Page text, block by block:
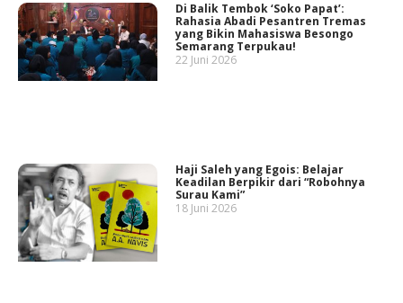
Di Balik Tembok ‘Soko Papat’:
Rahasia Abadi Pesantren Tremas
yang Bikin Mahasiswa Besongo
Semarang Terpukau!
22 Juni 2026
Haji Saleh yang Egois: Belajar
Keadilan Berpikir dari “Robohnya
Surau Kami”
18 Juni 2026